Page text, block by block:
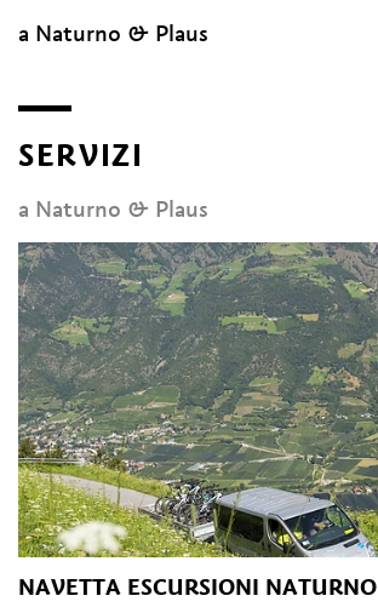
a Naturno & Plaus
SERVIZI
a Naturno & Plaus
NAVETTA ESCURSIONI NATURNO